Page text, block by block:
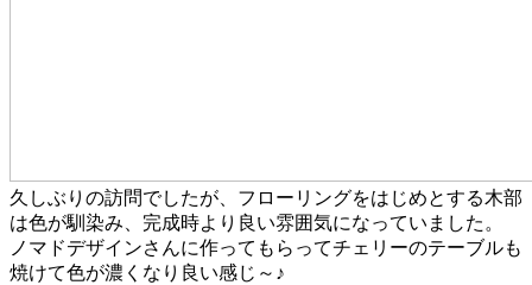
久しぶりの訪問でしたが、フローリングをはじめとする木部
は色が馴染み、完成時より良い雰囲気になっていました。
ノマドデザインさんに作ってもらってチェリーのテーブルも
焼けて色が濃くなり良い感じ～♪